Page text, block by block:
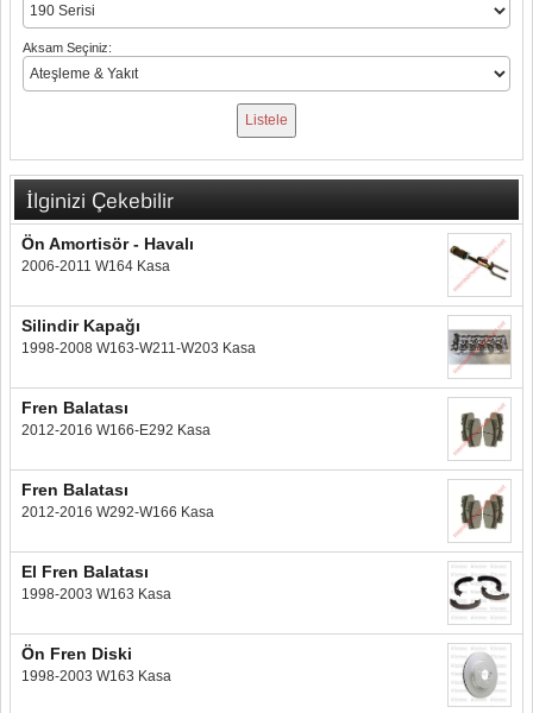
Aksam Seçiniz:
İlginizi Çekebilir
Ön Amortisör - Havalı
2006-2011 W164 Kasa
Silindir Kapağı
1998-2008 W163-W211-W203 Kasa
Fren Balatası
2012-2016 W166-E292 Kasa
Fren Balatası
2012-2016 W292-W166 Kasa
El Fren Balatası
1998-2003 W163 Kasa
Ön Fren Diski
1998-2003 W163 Kasa